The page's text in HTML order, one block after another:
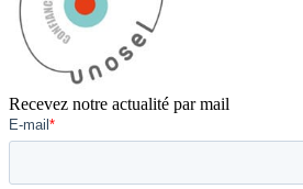
Recevez notre actualité par mail